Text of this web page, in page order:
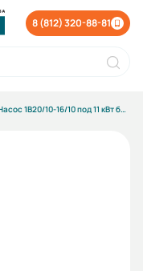
8 (812) 320-88-81
Насос 1В20/10-16/10 под 11 кВт без электродвигателя на раме